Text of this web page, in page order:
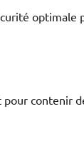
optimale